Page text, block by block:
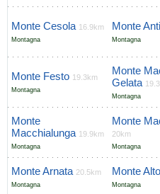
Monte Cesola 16.9km
Montagna
Monte
Montagna
Monte Festo 19.3km
Montagna
Monte
Gelata
Montagna
Monte
Macchialunga 19.9km
Montagna
Monte
20km
Montagna
Monte Arnata 20.5km
Montagna
Monte Alto
Montagna